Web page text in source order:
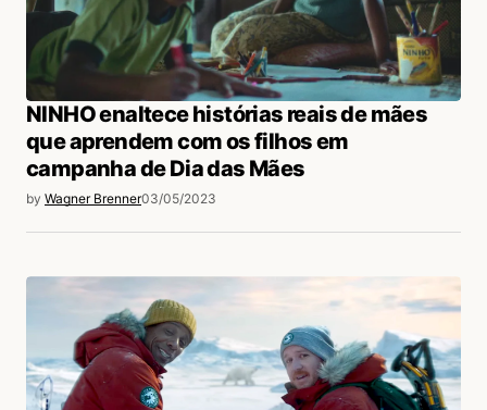
NINHO enaltece histórias reais de mães
que aprendem com os filhos em
campanha de Dia das Mães
by Wagner Brenner03/05/2023